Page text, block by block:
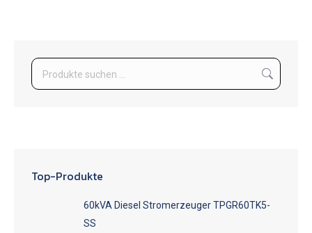
Top-Produkte
60kVA Diesel Stromerzeuger TPGR60TK5-
SS